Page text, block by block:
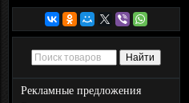
Рекламные предложения